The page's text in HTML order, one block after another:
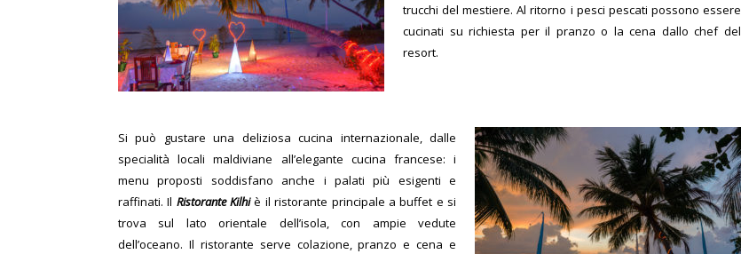
trucchi del mestiere. Al ritorno i pesci pescati possono essere
cucinati su richiesta per il pranzo o la cena dallo chef del
resort.
Si può gustare una deliziosa cucina internazionale, dalle
specialità locali maldiviane all’elegante cucina francese: i
menu proposti soddisfano anche i palati più esigenti e
raffinati.Il Ristorante Kilhiè il ristorante principale a buffet e si
trova sul lato orientale dell’isola, con ampie vedute
dell’oceano. Il ristorante serve colazione, pranzo e cena e